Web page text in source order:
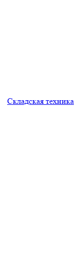
Складская техника